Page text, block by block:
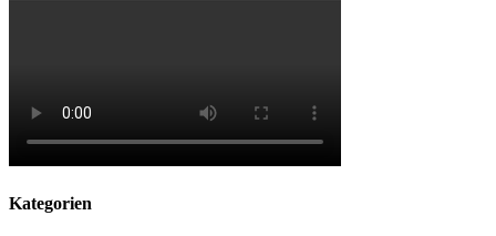
Kategorien